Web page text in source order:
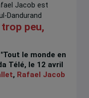
Jacob est
Dandurand
peu,
le monde en
Télé, le 12 avril
, Rafael Jacob